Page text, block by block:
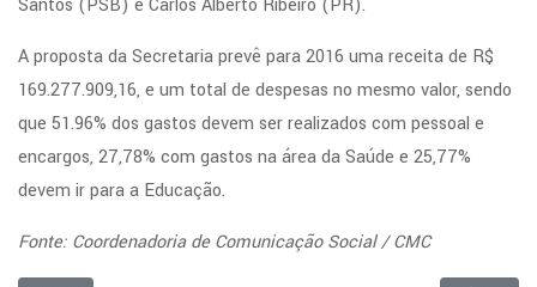
Santos (PSB) e Carlos Alberto Ribeiro (PR).
A proposta da Secretaria prevê para 2016 uma receita de R$
169.277.909,16, e um total de despesas no mesmo valor, sendo
que 51.96% dos gastos devem ser realizados com pessoal e
encargos, 27,78% com gastos na área da Saúde e 25,77%
devem ir para a Educação.
Fonte: Coordenadoria de Comunicação Social / CMC